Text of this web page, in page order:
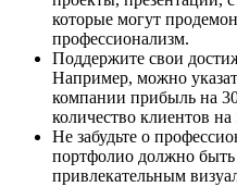
которые могут
профессионализм.
Поддержите свои
Например, можно
компании прибыль на
количество клиентов на
Не забудьте о
портфолио должно
привлекательным